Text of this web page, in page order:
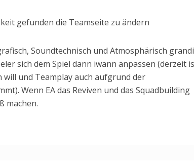
gefunden die Teamseite zu ändern
Soundtechnisch und Atmosphärisch
sich dem Spiel dann iwann anpassen (derzeit
will und Teamplay auch aufgrund der
Wenn EA das Reviven und das Squadbuilding
machen.